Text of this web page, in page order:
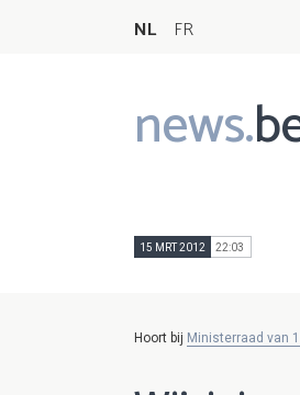
NL FR
news.
Main
navigation
15 MRT 2012 22:03
Hoort bij Ministerraad van